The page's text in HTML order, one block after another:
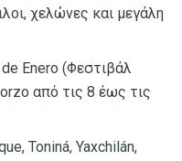
χελώνες και μεγάλη
Enero (Φεστιβάλ
από τις 8 έως τις
Toniná, Yaxchilán,